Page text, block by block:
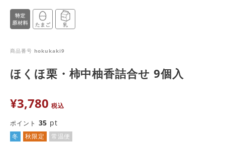
商品番号 hokukaki9
ほくほ栗・柿中柚香詰合せ 9個入
¥3,780 税込
ポイント 35 pt
冬 秋限定 常温便